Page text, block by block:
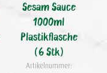
Sesam Sauce
1000ml
Plastikflasche
(6 Stk)
Artikelnummer: